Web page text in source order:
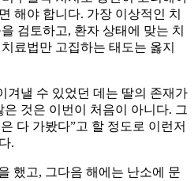
해야 합니다. 가장 이상적인 치
검토하고, 환자 상태에 맞는 치
료법만 고집하는 태도는 옳지
겨낼 수 있었던 데는 딸의 존재가
것은 이번이 처음이 아니다. 그
다 가봤다”고 할 정도로 이런저
.
했고, 그다음 해에는 난소에 문